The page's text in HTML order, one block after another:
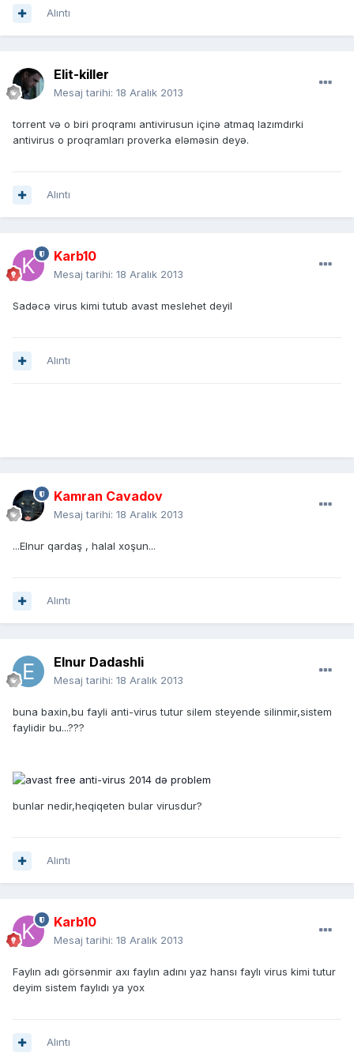
Alıntı
Elit-killer
Mesaj tarihi: 18 Aralık 2013
torrent və o biri proqramı antivirusun içinə atmaq lazımdırki
antivirus o proqramları proverka eləməsin deyə.
Alıntı
Karb10
Mesaj tarihi: 18 Aralık 2013
Sadəcə virus kimi tutub avast meslehet deyil
Alıntı
Kamran Cavadov
Mesaj tarihi: 18 Aralık 2013
...Elnur qardaş , halal xoşun...
Alıntı
Elnur Dadashli
Mesaj tarihi: 18 Aralık 2013
buna baxin,bu fayli anti-virus tutur silem steyende silinmir,sistem
faylidir bu...???
bunlar nedir,heqiqeten bular virusdur?
Alıntı
Karb10
Mesaj tarihi: 18 Aralık 2013
Faylın adı görsənmir axı faylın adını yaz hansı faylı virus kimi tutur
deyim sistem faylıdı ya yox
Alıntı